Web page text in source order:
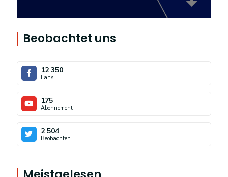
Beobachtet uns
12 350
Fans
175
Abonnement
2 504
Beobachten